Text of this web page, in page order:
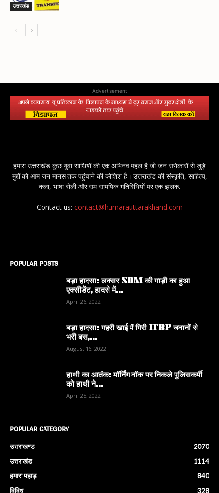
उत्तराखंड
Advertisement
हमारा उत्तराखंड कुछ युवा साथियों की एक अभिनव पहल है जो जन सरोकारों से जुड़े
मुद्दों को आम जन मानस तक पहुंचाने की कोशिश है। उत्तराखंड की संस्कृति, साहित्य,
कला, भाषा बोली और सम सामयिक गतिविधियों पर एक झलक.
Contact us: contact@humarauttarakhand.com
POPULAR POSTS
बड़ा हादसा: लक्सर SDM की गाड़ी का हुआ
एक्सीडेंट, हादसे में...
April 26, 2022
बड़ा हादसा: गहरी खाई में गिरी ITBP जवानों से
भरी बस,...
August 16, 2022
हाथी का आतंक: मॉर्निंग वॉक पर निकले पुलिसकर्मी
को हाथी ने...
April 25, 2022
POPULAR CATEGORY
उत्तराखण्ड
2070
उत्तराखंड
1114
हमारा पहाड़
840
विविध
328